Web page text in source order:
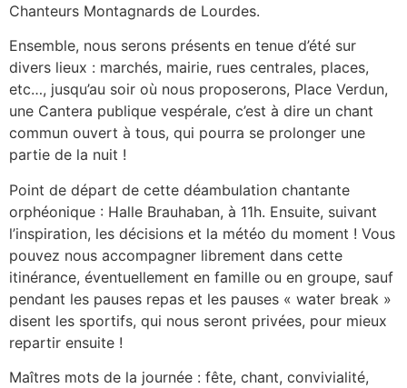
Chanteurs Montagnards de Lourdes.
Ensemble, nous serons présents en tenue d’été sur
divers lieux : marchés, mairie, rues centrales, places,
etc…, jusqu’au soir où nous proposerons, Place Verdun,
une Cantera publique vespérale, c’est à dire un chant
commun ouvert à tous, qui pourra se prolonger une
partie de la nuit !
Point de départ de cette déambulation chantante
orphéonique : Halle Brauhaban, à 11h. Ensuite, suivant
l’inspiration, les décisions et la météo du moment ! Vous
pouvez nous accompagner librement dans cette
itinérance, éventuellement en famille ou en groupe, sauf
pendant les pauses repas et les pauses « water break »
disent les sportifs, qui nous seront privées, pour mieux
repartir ensuite !
Maîtres mots de la journée : fête, chant, convivialité,